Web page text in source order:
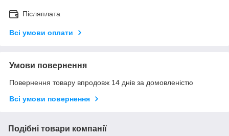
Післяплата
Всі умови оплати
Умови повернення
Повернення товару впродовж 14 днів за домовленістю
Всі умови повернення
Подібні товари компанії